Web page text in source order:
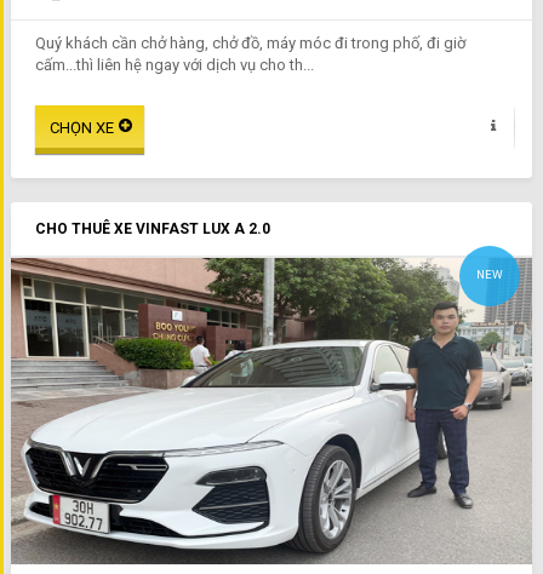
Quý khách cần chở hàng, chở đồ, máy móc đi trong phố, đi giờ
cấm...thì liên hệ ngay với dịch vụ cho th...
CHO THUÊ XE VINFAST LUX A 2.0
NEW